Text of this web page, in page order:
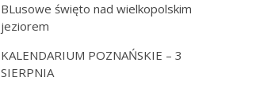
BLusowe święto nad wielkopolskim
jeziorem
KALENDARIUM POZNAŃSKIE – 3
SIERPNIA